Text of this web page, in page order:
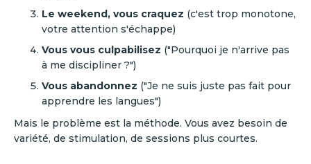
Le weekend, vous craquez (c'est trop monotone,
votre attention s'échappe)
Vous vous culpabilisez ("Pourquoi je n'arrive pas
à me discipliner ?")
Vous abandonnez ("Je ne suis juste pas fait pour
apprendre les langues")
Mais le problème est la méthode. Vous avez besoin de
variété, de stimulation, de sessions plus courtes.